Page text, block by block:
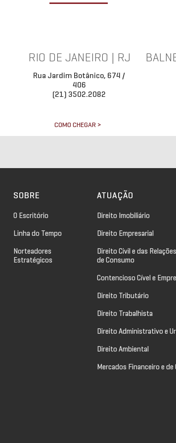
RIO DE JANEIRO | RJ
Rua Jardim Botânico, 674 /
406
(21) 3502.2082
COMO CHEGAR >
SOBRE
O Escritório
Linha do Tempo
Norteadores
Estratégicos
ATUAÇÃO
Direito Imobiliário
Direito Empresarial
Direito Civil e das Relações
de Consumo
Contencioso Cível e
Direito Tributário
Direito Trabalhista
Direito Administrativo e
Direito Ambiental
Mercados Financeiro e de